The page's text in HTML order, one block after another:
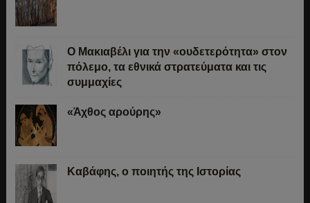
O Μακιαβέλι για την «ουδετερότητα» στον
πόλεμο, τα εθνικά στρατεύματα και τις
συμμαχίες
«Άχθος αρούρης»
Καβάφης, ο ποιητής της Ιστορίας